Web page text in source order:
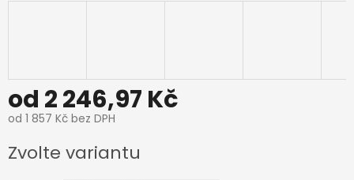
od 2 246,97 Kč
od 1 857 Kč bez DPH
cena:
Zvolte variantu